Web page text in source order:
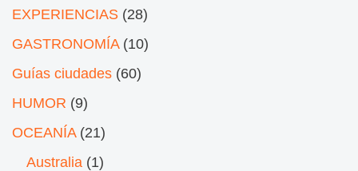
EXPERIENCIAS (28)
GASTRONOMÍA(10)
Guías ciudades (60)
HUMOR (9)
OCEANÍA(21)
Australia (1)